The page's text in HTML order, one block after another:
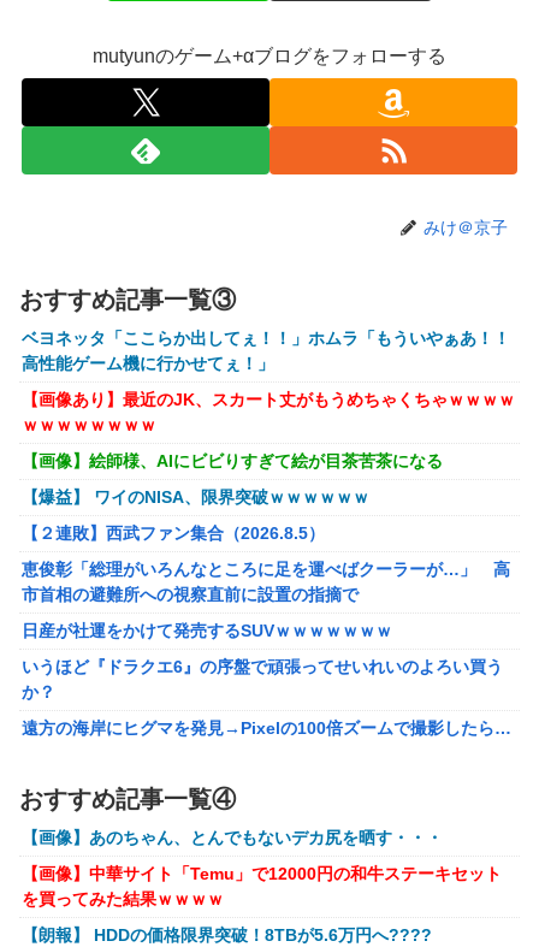
【悲報】女さん、熊本地震がきっかけで離婚を決意ｗｗｗｗ
ｗ
【訃報】人気Vtuberの犬、19歳で死去
【動画】女子「勃ってんじゃん笑」男子「うるさい//」女子
【悲報】映画館の客、ほぼバイオテロレベルのやらかしで観
【速報】ジャンポケ斎藤、求刑7年で逝く。実刑確実か
【悲報】落語家、亡くなったタレントからいじめられた過去
を告白する…
【画像】AKBのセンター、レベチな事が世間にバレ始めるｗ
【シンデレラガールズ】 百鬼夜行をテーマとしたPOP UP
SHOPが東京・大阪にて開催
メディア「Switch2、499ドルでも安い800ドル超えるか
も。PS5は直近での値上げ可能性低い」
【エヴァンゲリオン】 セガ「アヤナミレイ（仮称）‐プラグ
スーツVer.」プライズフィギュア【彩色原型公開】
【FF16】 「ファイナルファンタジー16」発売日が6/22に決
定＆最新PV公開！思ったより発売早い…もう半年後か！
【VTuber】千羽師匠、Grokに自分の気持ち悪いツイート聞
くやつやってるのかなって思ったら相手鴨神やんけ
【ラブライブ！】
結局おまえらが求める『RPGの理想の主人公』って一体どう
いうのなん？
任天堂が「gamescom 2026」のラインナップを発表！
mutyunのゲーム+αブログをフォローする
みけ＠京子
おすすめ記事一覧③
ベヨネッタ「ここらか出してぇ！！」ホムラ「もういやぁあ！！
高性能ゲーム機に行かせてぇ！」
【画像あり】最近のJK、スカート丈がもうめちゃくちゃｗｗｗｗ
ｗｗｗｗｗｗｗｗ
【画像】絵師様、AIにビビりすぎて絵が目茶苦茶になる
【爆益】 ワイのNISA、限界突破ｗｗｗｗｗｗ
【２連敗】西武ファン集合（2026.8.5）
恵俊彰「総理がいろんなところに足を運べばクーラーが…」 高
市首相の避難所への視察直前に設置の指摘で
日産が社運をかけて発売するSUVｗｗｗｗｗｗｗ
いうほど『ドラクエ6』の序盤で頑張ってせいれいのよろい買う
か？
遠方の海岸にヒグマを発見→Pixelの100倍ズームで撮影したら…
【勇者王ガオガイガー】PLAMATEA「獅子王凱」プラモデル
【明日予約開始】
【ToLOVEる】ユニクリ「籾岡里紗 ダークネスver.」フィギュア
【再販予約開始】
【トミカ】新シリーズ「トミカ クロスレスキュー」 始動
おすすめ記事一覧④
【画像】あのちゃん、とんでもないデカ尻を晒す・・・
【画像】中華サイト「Temu」で12000円の和牛ステーキセット
を買ってみた結果ｗｗｗｗ
【朗報】 HDDの価格限界突破！8TBが5.6万円へ????